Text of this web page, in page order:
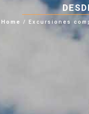
Home / Excursiones